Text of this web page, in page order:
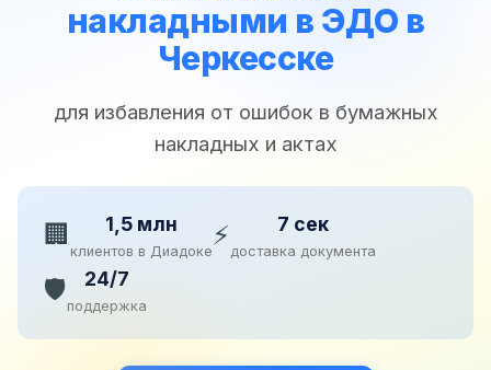
накладными в ЭДО в
Черкесске
для избавления от ошибок в бумажных
накладных и актах
🏢 1,5 млн
клиентов в Диадоке⚡ 7 сек
доставка документа
🛡️ 24/7
поддержка